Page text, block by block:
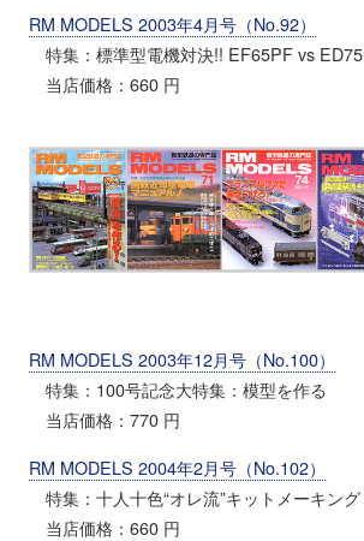
RM MODELS 2003年4月号（No.92）
特集：標準型電機対決!! EF65PF vs ED75
当店価格：660 円
RM MODELS 2003年12月号（No.100）
特集：100号記念大特集：模型を作る
当店価格：770 円
RM MODELS 2004年2月号（No.102）
特集：十人十色“オレ流”キットメーキング
当店価格：660 円